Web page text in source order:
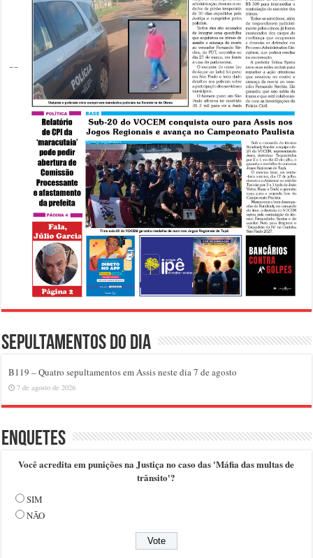
Sepultamentos do dia
B119 – Quatro sepultamentos em Assis neste dia 7 de agosto
7 de agosto de 2026
Enquetes
Você acredita em punições na Justiça no caso das 'Máfia das multas de
trânsito'?
SIM
NÃO